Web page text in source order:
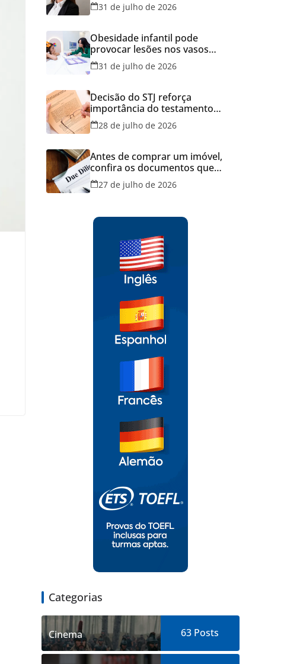
31 de julho de 2026
Obesidade infantil pode
provocar lesões nos vasos
sanguíneos ainda na infância,
alerta estudo
31 de julho de 2026
Decisão do STJ reforça
importância do testamento
feito em cartório
28 de julho de 2026
Antes de comprar um imóvel,
confira os documentos que
podem evitar prejuízos e
disputas na justiça
27 de julho de 2026
Categorias
Cinema 63 Posts